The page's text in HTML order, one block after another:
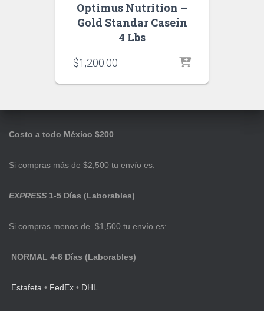
Optimus Nutrition –
Gold Standar Casein
4 Lbs
$1,200.00
Costo a todo México $200
Si compras más de $2,500 tu envío es:
EXPRESS 1-5 Días (Laborables)
Si compras menos de $1,500 tu envío es:
NORMAL 4-6 Días (Laborables)
Estafeta • FedEx • DHL